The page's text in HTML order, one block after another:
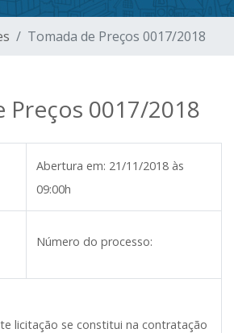
Tomada de Preços 0017/2018
Preços 0017/2018
Abertura em: 21/11/2018 às
09:00h
Número do processo:
licitação se constitui na contratação